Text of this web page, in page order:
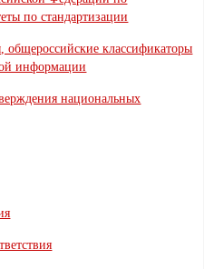
по стандартизации
общероссийские классификаторы
информации
национальных